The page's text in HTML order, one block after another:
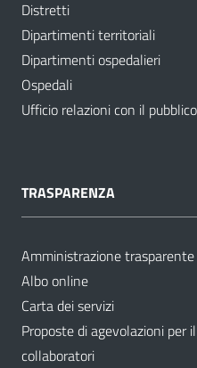
Distretti
Dipartimenti territoriali
Dipartimenti ospedalieri
Ospedali
Ufficio relazioni con il pubblico
TRASPARENZA
Amministrazione trasparente
Albo online
Carta dei servizi
Proposte di agevolazioni per
collaboratori